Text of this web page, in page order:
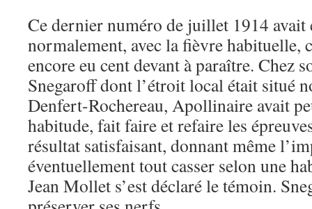
Ce dernier numéro de juillet 1914 avait
normalement, avec la fièvre habituelle,
encore eu cent devant à paraître. Chez
Snegaroff dont l’étroit local était situé
Denfert-Rochereau, Apollinaire avait
habitude, fait faire et refaire les
résultat satisfaisant, donnant même
éventuellement tout casser selon une
Jean Mollet s’est déclaré le témoin.